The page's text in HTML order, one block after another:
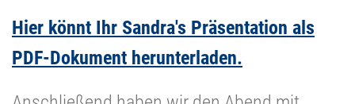
Hier könnt Ihr Sandra's Präsentation als
PDF-Dokument herunterladen.